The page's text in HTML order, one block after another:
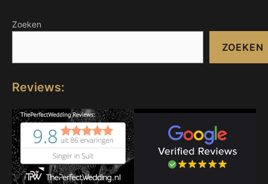
Zoeken
ZOEKEN
Reviews: